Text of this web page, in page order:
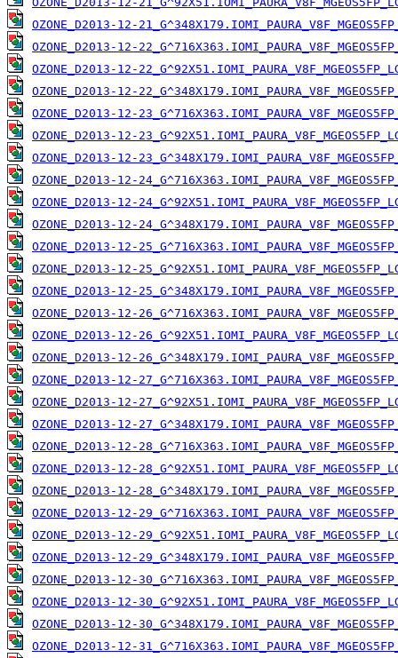
OZONE_D2013-12-
OZONE_D2013-12-
OZONE_D2013-12-
OZONE_D2013-12-
OZONE_D2013-12-
OZONE_D2013-12-
OZONE_D2013-12-
OZONE_D2013-12-
OZONE_D2013-12-
OZONE_D2013-12-
OZONE_D2013-12-
OZONE_D2013-12-
OZONE_D2013-12-
OZONE_D2013-12-
OZONE_D2013-12-
OZONE_D2013-12-
OZONE_D2013-12-
OZONE_D2013-12-
OZONE_D2013-12-
OZONE_D2013-12-
OZONE_D2013-12-
OZONE_D2013-12-
OZONE_D2013-12-
OZONE_D2013-12-
OZONE_D2013-12-
OZONE_D2013-12-
OZONE_D2013-12-
OZONE_D2013-12-
OZONE_D2013-12-